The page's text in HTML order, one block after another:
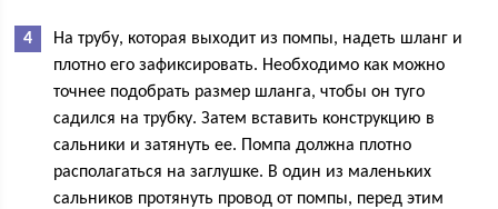
На трубу, которая выходит из помпы, надеть шланг и
плотно его зафиксировать. Необходимо как можно
точнее подобрать размер шланга, чтобы он туго
садился на трубку. Затем вставить конструкцию в
сальники и затянуть ее. Помпа должна плотно
располагаться на заглушке. В один из маленьких
сальников протянуть провод от помпы, перед этим